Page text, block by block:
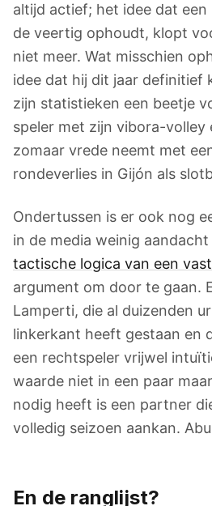
altijd actief; het idee dat
de veertig ophoudt, klopt
niet meer. Wat misschien
idee dat hij dit jaar definitief
zijn statistieken een beetje
speler met zijn vibora-volley
zomaar vrede neemt met
rondeverlies in Gijón als
Ondertussen is er ook nog
in de media weinig
tactische logica van een
argument om door te gaan.
Lamperti, die al duizenden
linkerkant heeft gestaan en
een rechtspeler vrijwel
waarde niet in een paar
nodig heeft is een partner
volledig seizoen aankan.
En de ranglijst?